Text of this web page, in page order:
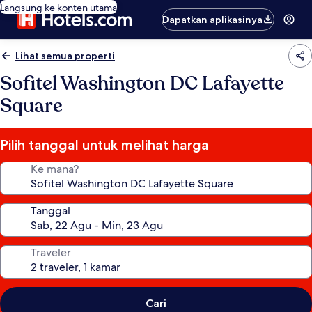
Langsung ke konten utama
Dapatkan aplikasinya
Lihat semua properti
Sofitel Washington DC Lafayette
Square
Pilih tanggal untuk melihat harga
Ke mana?
Tanggal
Traveler
Cari